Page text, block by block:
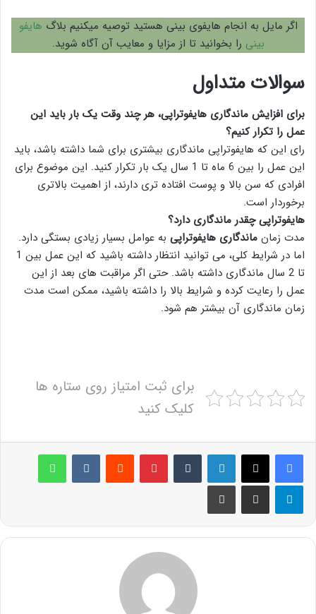
اگر مایل به انجام هایفوی بینی هستید توصیه میکنیم بلاگ هایفو
بینی را بخوانید تا از مزایا و معایب آن آگاه شوید.
سوالات متداول
برای افزایش ماندگاری هایفوتراپی، هر چند وقت یک بار باید این
عمل را تکرار کنیم؟
رای این که هایفوتراپی ماندگاری بیشتری برای شما داشته باشد، باید
این عمل را بین 6 ماه تا 1 سال یک بار تکرار کنید. این موضوع برای
افرادی که سن بالا و پوست افتاده تری دارند، از اهمیت بالاتری
برخوردار است.
هایفوتراپی چقدر ماندگاری دارد؟
مدت زمان ماندگاری هایفوتراپی به عوامل بسیار زیادی بستگی دارد.
اما در شرایط کلی، می توانید انتظار داشته باشید که این عمل بین 1
تا 2 سال ماندگاری داشته باشد. حتی اگر مراقبت های بعد از این
عمل را رعایت کرده و شرایط بالا را داشته باشید، ممکن است مدت
زمان ماندگاری آن بیشتر هم شود.
برای ثبت امتیاز روی ستاره ها
کلیک کنید
لینکدین ‫تامبلر پینترست‫رددیت ‫VKontakteواتس آپ
تلگرام اشتراک گذاری از طریق ایمیل چاپ